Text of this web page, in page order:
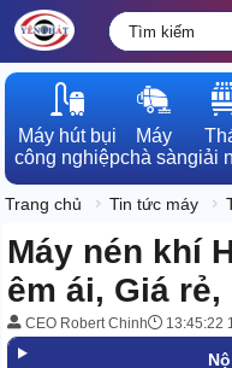
Máy hút bụi
công nghiệp
Máy
chà sàngiải
Trang chủ Tin tức máy
Máy nén khí
êm ái, Giá rẻ,
CEO Robert Chinh 13:45:22